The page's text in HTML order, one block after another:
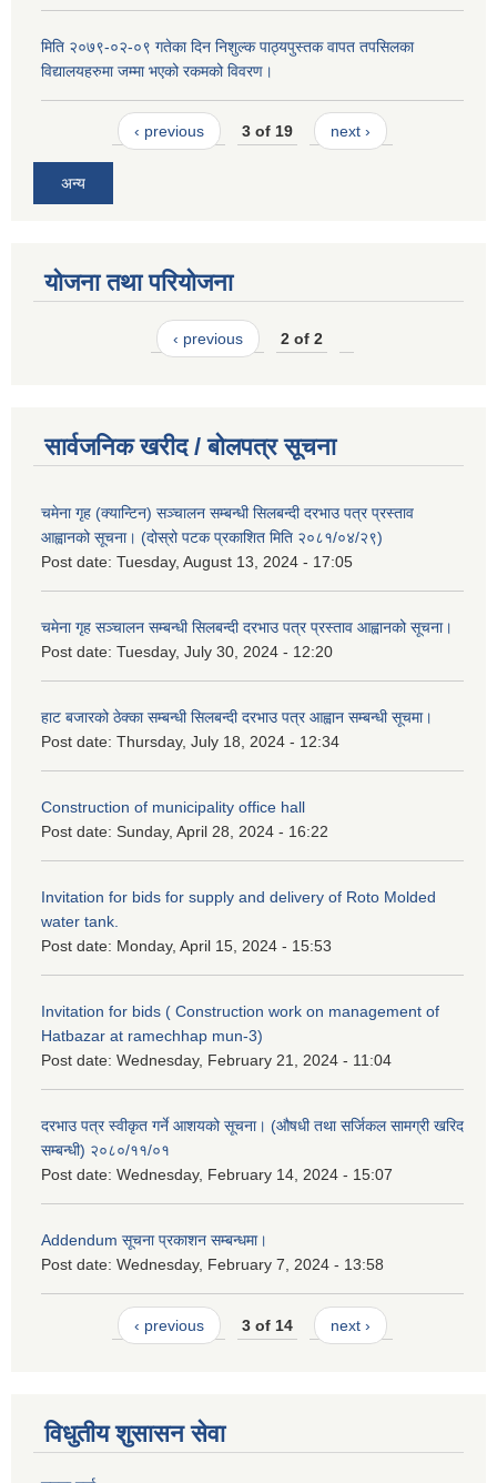
मिति २०७९-०२-०९ गतेका दिन निशुल्क पाठ्यपुस्तक वापत तपसिलका
विद्यालयहरुमा जम्मा भएको रकमको विवरण।
‹ previous 3 of 19 next ›
अन्य
योजना तथा परियोजना
‹ previous 2 of 2
सार्वजनिक खरीद / बोलपत्र सूचना
चमेना गृह (क्यान्टिन) सञ्चालन सम्बन्धी सिलबन्दी दरभाउ पत्र प्रस्ताव
आह्वानको सूचना। (दोस्रो पटक प्रकाशित मिति २०८१/०४/२९)
Post date: Tuesday, August 13, 2024 - 17:05
चमेना गृह सञ्चालन सम्बन्धी सिलबन्दी दरभाउ पत्र प्रस्ताव आह्वानको सूचना।
Post date: Tuesday, July 30, 2024 - 12:20
हाट बजारको ठेक्का सम्बन्धी सिलबन्दी दरभाउ पत्र आह्वान सम्बन्धी सूचमा।
Post date: Thursday, July 18, 2024 - 12:34
Construction of municipality office hall
Post date: Sunday, April 28, 2024 - 16:22
Invitation for bids for supply and delivery of Roto Molded
water tank.
Post date: Monday, April 15, 2024 - 15:53
Invitation for bids ( Construction work on management of
Hatbazar at ramechhap mun-3)
Post date: Wednesday, February 21, 2024 - 11:04
दरभाउ पत्र स्वीकृत गर्ने आशयको सूचना। (औषधी तथा सर्जिकल सामग्री खरिद
सम्बन्धी) २०८०/११/०१
Post date: Wednesday, February 14, 2024 - 15:07
Addendum सूचना प्रकाशन सम्बन्धमा।
Post date: Wednesday, February 7, 2024 - 13:58
‹ previous 3 of 14 next ›
विधुतीय शुसासन सेवा